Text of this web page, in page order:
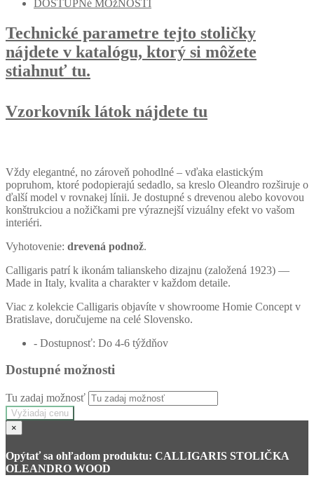
DOSTUPNé MOžNOSTI
Technické parametre tejto stoličky
nájdete v katalógu, ktorý si môžete
stiahnuť tu.
Vzorkovník látok nájdete tu
Vždy elegantné, no zároveň pohodlné – vďaka elastickým
popruhom, ktoré podopierajú sedadlo, sa kreslo Oleandro rozširuje o
ďalší model v rovnakej línii. Je dostupné s drevenou alebo kovovou
konštrukciou a nožičkami pre výraznejší vizuálny efekt vo vašom
interiéri.
Vyhotovenie: drevená podnož.
Calligaris patrí k ikonám talianskeho dizajnu (založená 1923) —
Made in Italy, kvalita a charakter v každom detaile.
Viac z kolekcie Calligaris objavíte v showroome Homie Concept v
Bratislave, doručujeme na celé Slovensko.
- Dostupnosť: Do 4-6 týždňov
Dostupné možnosti
Tu zadaj možnosť
Vyžiadaj cenu
×
Opýtať sa ohľadom produktu: CALLIGARIS STOLIČKA
OLEANDRO WOOD